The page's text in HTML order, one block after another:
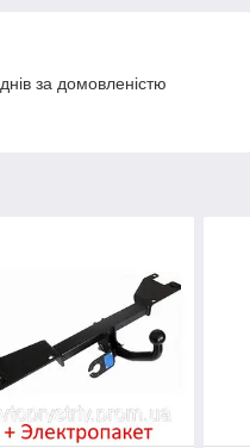
за домовленістю